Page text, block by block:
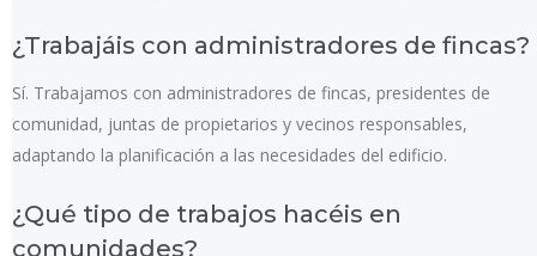
¿Trabajáis con administradores de fincas?
Sí. Trabajamos con administradores de fincas, presidentes de
comunidad, juntas de propietarios y vecinos responsables,
adaptando la planificación a las necesidades del edificio.
¿Qué tipo de trabajos hacéis en
comunidades?